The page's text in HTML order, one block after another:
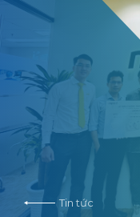
Tin tức